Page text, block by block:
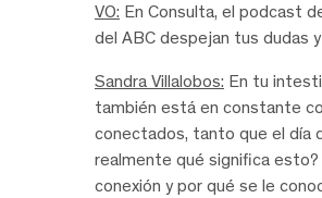
VO: En Consulta, el podcast
del ABC despejan tus dudas
Sandra Villalobos: En tu
también está en constante
conectados, tanto que el día
realmente qué significa
conexión y por qué se le